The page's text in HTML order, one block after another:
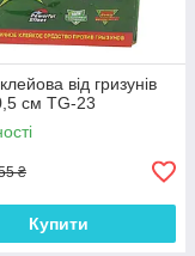
від гризунів
см TG-23
₴
Купити